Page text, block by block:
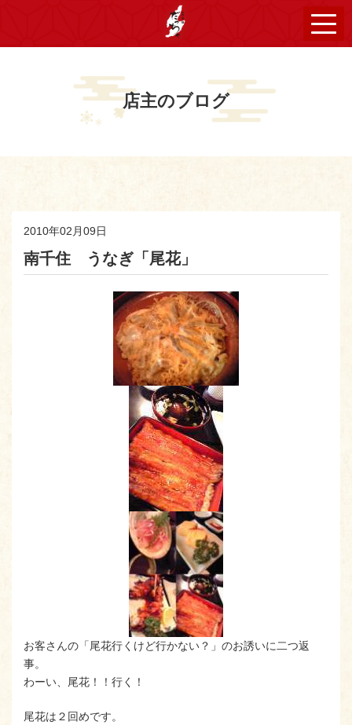
店主のブログ
2010年02月09日
南千住 うなぎ「尾花」
お客さんの「尾花行くけど行かない？」のお誘いに二つ返
事。
わーい、尾花！！行く！
尾花は２回めです。